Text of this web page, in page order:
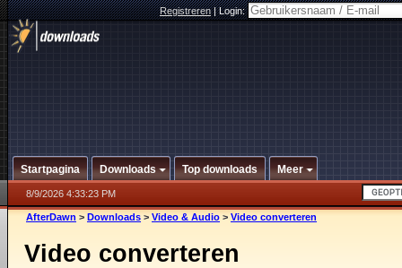
Registreren|Login:
Startpagina Downloads Top downloads Meer
8/9/2026 4:33:23 PM
AfterDawn > Downloads > Video & Audio > Video converteren
Video converteren